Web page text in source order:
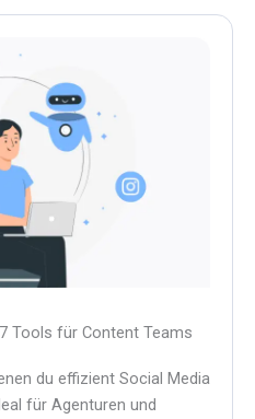
Tools für Content Teams
du effizient Social Media
für Agenturen und